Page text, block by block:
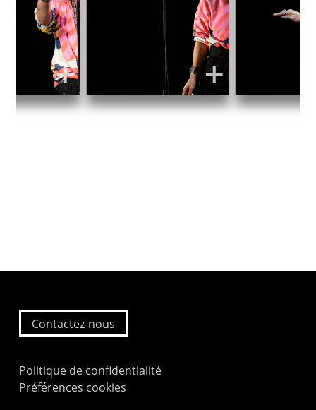
Contactez-nous
Politique de confidentialité
Préférences cookies